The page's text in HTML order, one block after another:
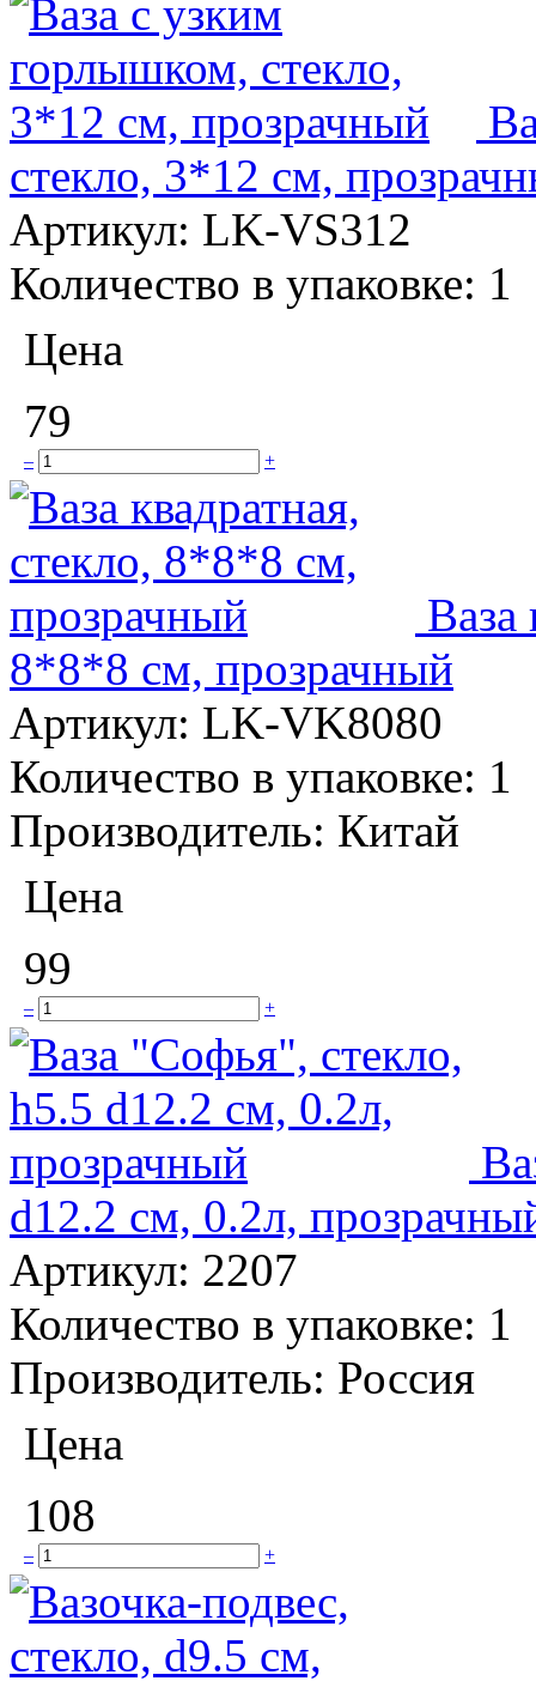
стекло, 3*12 см,
Артикул: LK-VS312
Количество в упаковке: 1
Цена
79
– +
Ваза
8*8*8 см, прозрачный
Артикул: LK-VK8080
Количество в упаковке: 1
Производитель: Китай
Цена
99
– +
d12.2 см, 0.2л,
Артикул: 2207
Количество в упаковке: 1
Производитель: Россия
Цена
108
– +